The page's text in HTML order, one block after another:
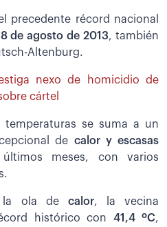
precedente récord nacional
8 de agosto de 2013, también
Altenburg.
nexo de homicidio de
cártel
se suma a un
de calor y escasas
meses, con varios
la ola de calor, la vecina
histórico con 41,4 ºC,